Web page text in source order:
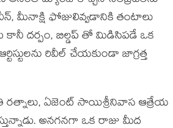
మీనాక్షి ఫోజులివ్వడానికి తంటాలు
కానీ దర్పం, బిల్డప్ తో మిడిసిపడే ఒక
రివీల్ చేయకుండా జాగ్రత్త
రత్నాలు, ఏజెంట్ సాయిశ్రీనివాస ఆత్రేయ
అనగనగా ఒక రాజు మీద